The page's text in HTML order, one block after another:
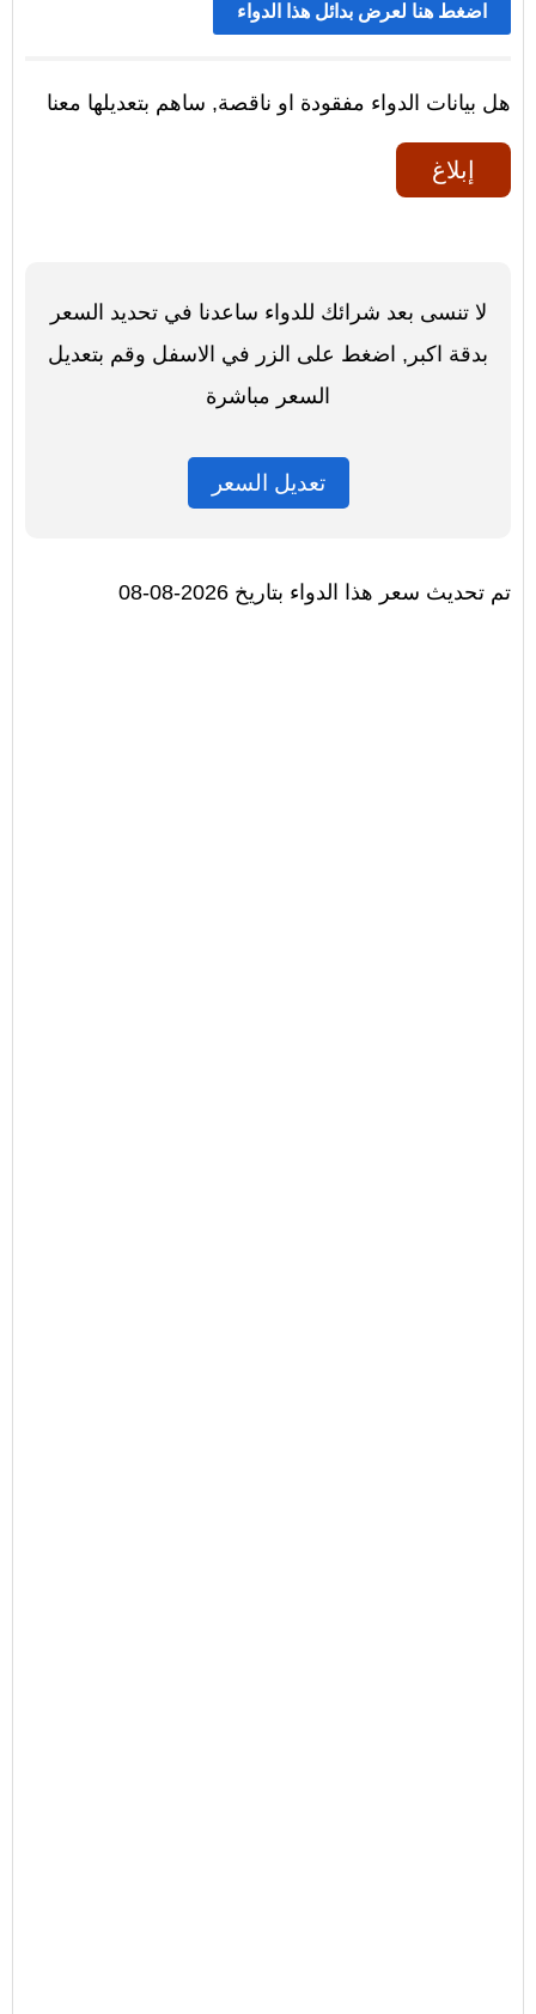
اضغط هنا لعرض بدائل هذا الدواء
هل بيانات الدواء مفقودة او ناقصة, ساهم بتعديلها معنا
إبلاغ
لا تنسى بعد شرائك للدواء ساعدنا في تحديد السعر
بدقة اكبر, اضغط على الزر في الاسفل وقم بتعديل
السعر مباشرة
تعديل السعر
تم تحديث سعر هذا الدواء بتاريخ 2026-08-08